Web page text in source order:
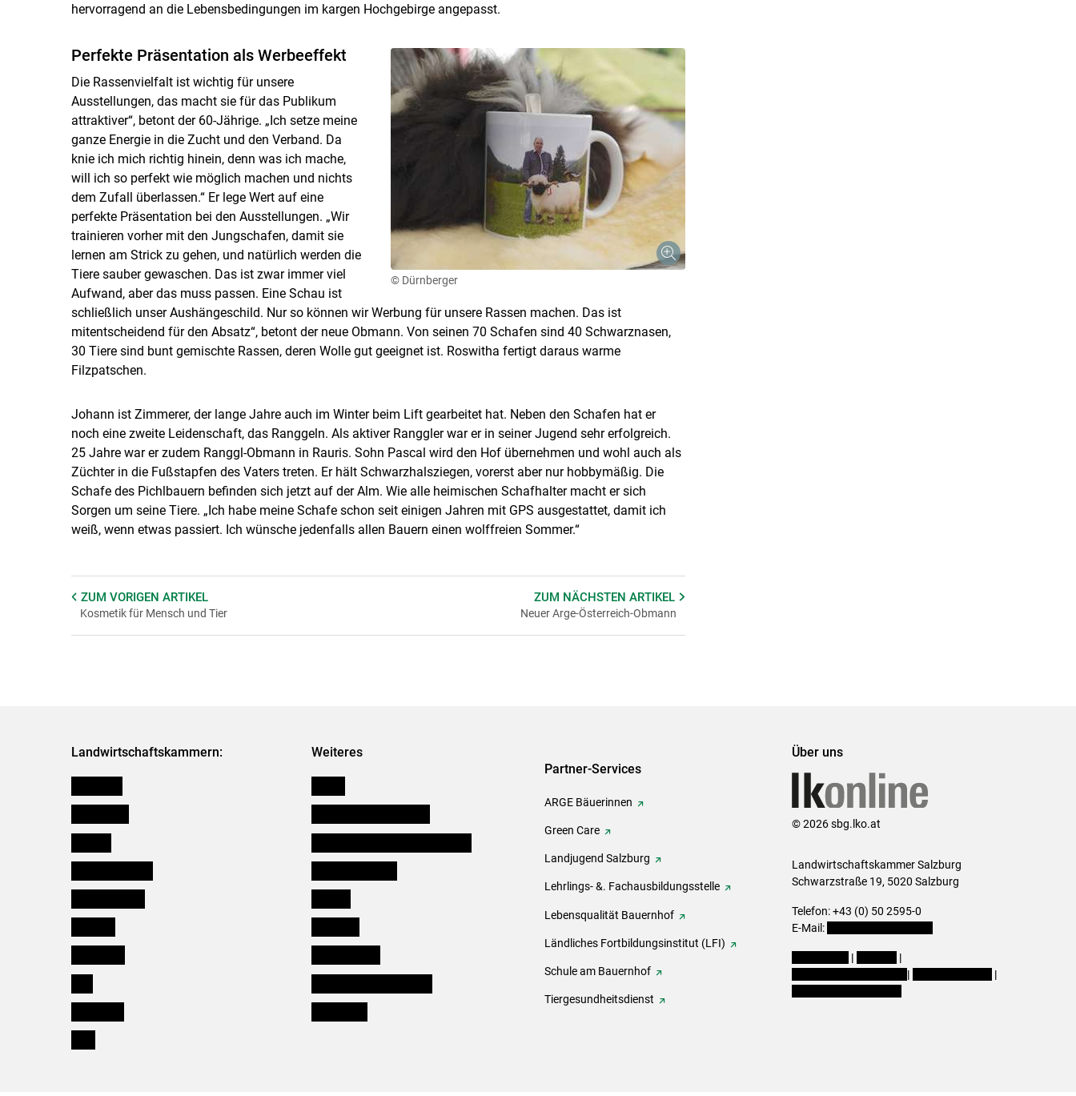
hervorragend an die Lebensbedingungen im kargen Hochgebirge angepasst.
© Dürnberger
Perfekte Präsentation als Werbeeffekt
Die Rassenvielfalt ist wichtig für unsere
Ausstellungen, das macht sie für das Publikum
attraktiver“, betont der 60-Jährige. „Ich setze meine
ganze Energie in die Zucht und den Verband. Da
knie ich mich richtig hinein, denn was ich mache,
will ich so perfekt wie möglich machen und nichts
dem Zufall überlassen.“ Er lege Wert auf eine
perfekte Präsentation bei den Ausstellungen. „Wir
trainieren vorher mit den Jungschafen, damit sie
lernen am Strick zu gehen, und natürlich werden die
Tiere sauber gewaschen. Das ist zwar immer viel
Aufwand, aber das muss passen. Eine Schau ist
schließlich unser Aushängeschild. Nur so können wir Werbung für unsere Rassen machen. Das ist
mitentscheidend für den Absatz“, betont der neue Obmann. Von seinen 70 Schafen sind 40 Schwarznasen,
30 Tiere sind bunt gemischte Rassen, deren Wolle gut geeignet ist. Roswitha fertigt daraus warme
Filzpatschen.
Johann ist Zimmerer, der lange Jahre auch im Winter beim Lift gearbeitet hat. Neben den Schafen hat er
noch eine zweite Leidenschaft, das Ranggeln. Als aktiver Ranggler war er in seiner Jugend sehr erfolgreich.
25 Jahre war er zudem Ranggl-Obmann in Rauris. Sohn Pascal wird den Hof übernehmen und wohl auch als
Züchter in die Fußstapfen des Vaters treten. Er hält Schwarzhalsziegen, vorerst aber nur hobbymäßig. Die
Schafe des Pichlbauern befinden sich jetzt auf der Alm. Wie alle heimischen Schafhalter macht er sich
Sorgen um seine Tiere. „Ich habe meine Schafe schon seit einigen Jahren mit GPS ausgestattet, damit ich
weiß, wenn etwas passiert. Ich wünsche jedenfalls allen Bauern einen wolffreien Sommer.“
ZUM VORIGEN ARTIKEL
Kosmetik für Mensch und Tier
ZUM NÄCHSTENARTIKEL
Neuer Arge-Österreich-Obmann
Landwirtschaftskammern: Weiteres
Partner-Services
ARGE Bäuerinnen
Green Care
Landjugend Salzburg
Lehrlings- &. Fachausbildungsstelle
Lebensqualität Bauernhof
Ländliches Fortbildungsinstitut (LFI)
Schule am Bauernhof
Tiergesundheitsdienst
Über uns
© 2026 sbg.lko.at
Landwirtschaftskammer Salzburg
Schwarzstraße 19, 5020 Salzburg
Telefon: +43 (0) 50 2595-0
E-Mail:
|
|
|
|